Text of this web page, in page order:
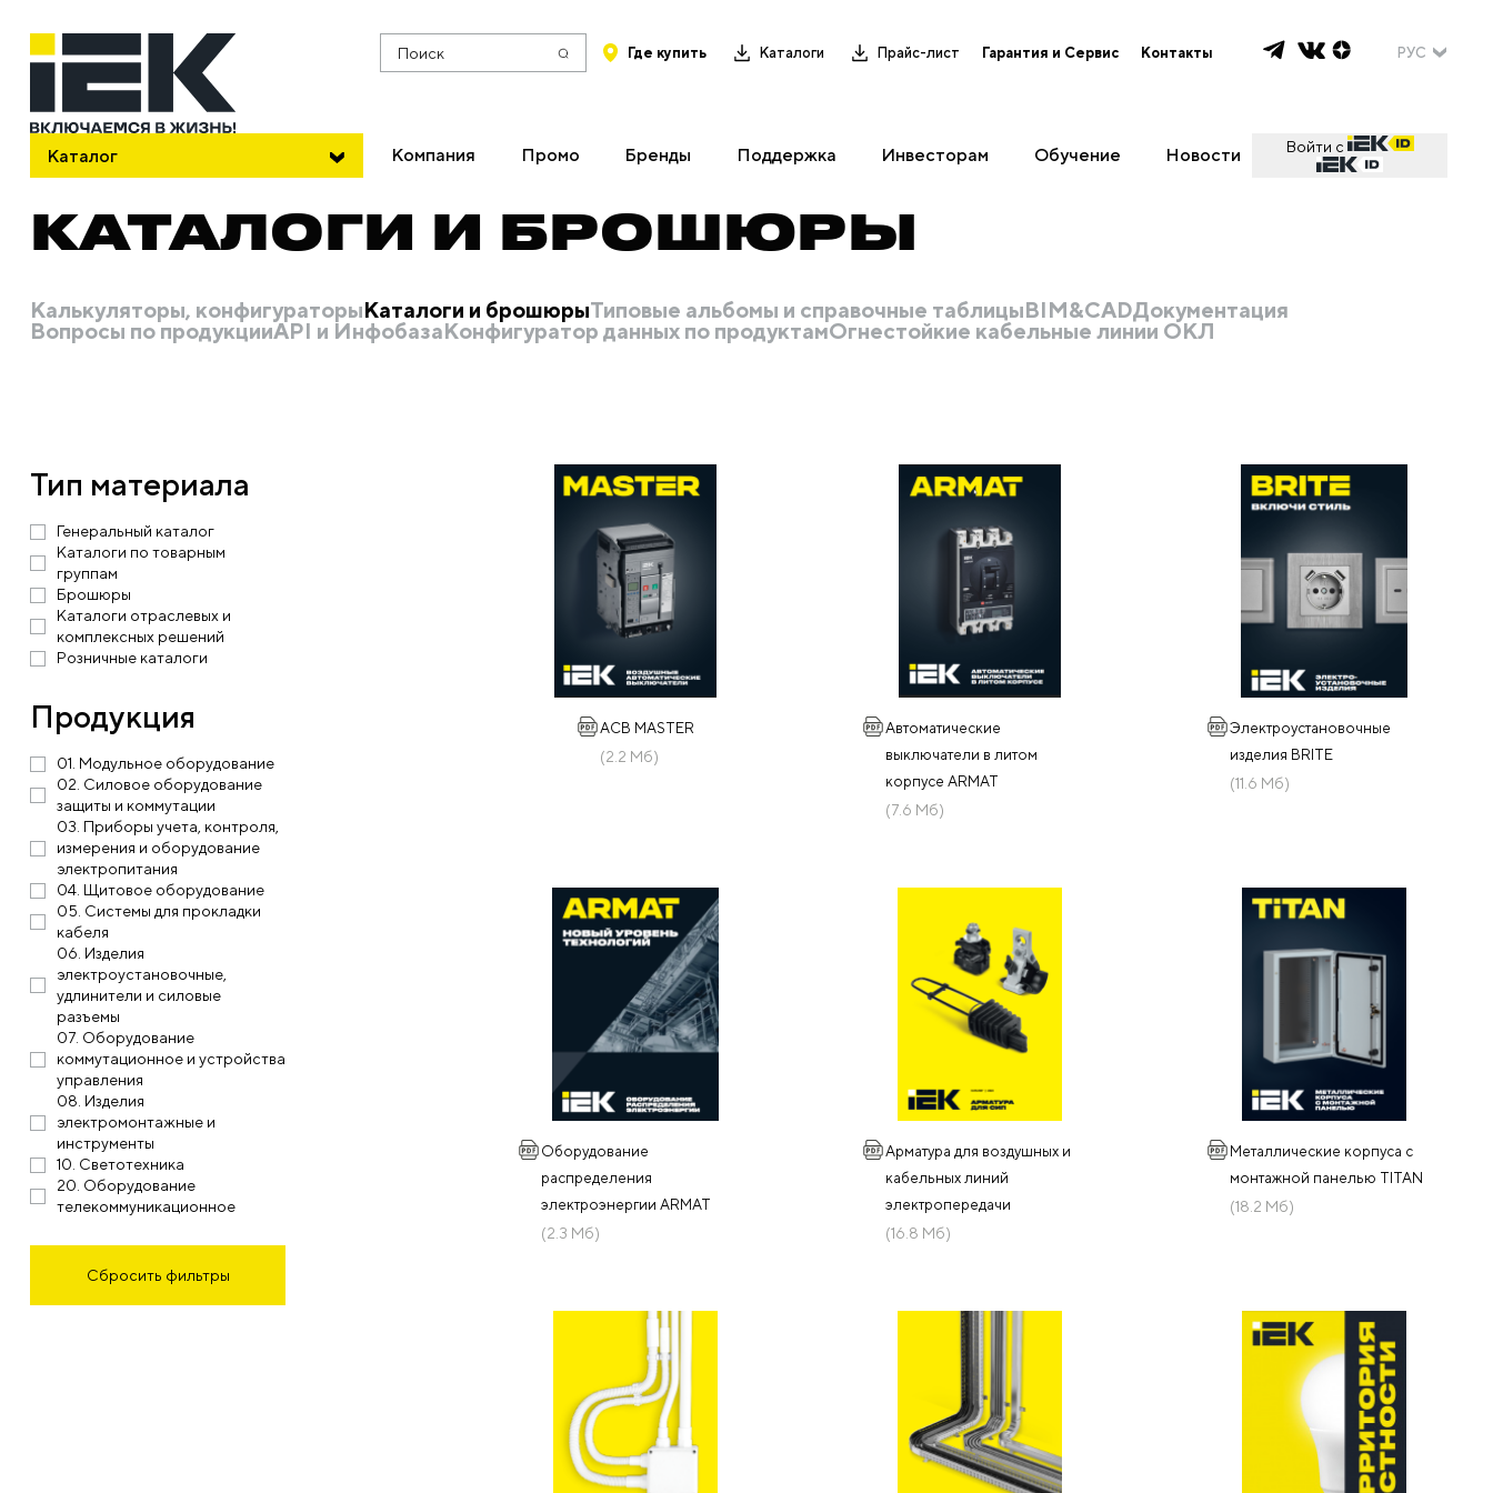
Каталог
Поиск Где купить Каталоги Прайс-лист Гарантия и Сервис Контакты РУС
Компания Промо Бренды Поддержка Инвесторам Обучение Новости Войти с
КАТАЛОГИ И БРОШЮРЫ
Калькуляторы, конфигураторыКаталоги и брошюрыТиповые альбомы и справочные таблицыBIM&CADДокументация
Вопросы по продукцииAPI и ИнфобазаКонфигуратор данных по продуктамОгнестойкие кабельные линии ОКЛ
Тип материала
Генеральный каталог
Каталоги по товарным
группам
Брошюры
Каталоги отраслевых и
комплексных решений
Розничные каталоги
Продукция
01. Модульное оборудование
02. Силовое оборудование
защиты и коммутации
03. Приборы учета, контроля,
измерения и оборудование
электропитания
04. Щитовое оборудование
05. Системы для прокладки
кабеля
06. Изделия
электроустановочные,
удлинители и силовые
разъемы
07. Оборудование
коммутационное и устройства
управления
08. Изделия
электромонтажные и
инструменты
10. Светотехника
20. Оборудование
телекоммуникационное
Сбросить фильтры
АСВ MASTER
(2.2 Мб)
Автоматические
выключатели в литом
корпусе ARMAT
(7.6 Мб)
Электроустановочные
изделия BRITE
(11.6 Мб)
Оборудование
распределения
электроэнергии ARMAT
(2.3 Мб)
Арматура для воздушных и
кабельных линий
электропередачи
(16.8 Мб)
Металлические корпуса с
монтажной панелью TITAN
(18.2 Мб)